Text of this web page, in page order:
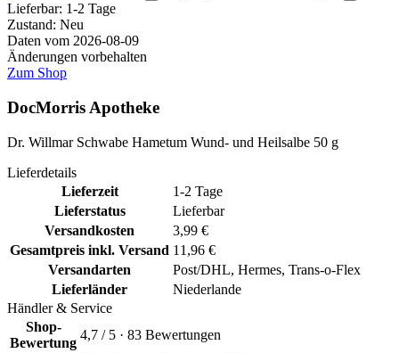
Lieferbar: 1-2 Tage
Zustand: Neu
Daten vom 2026-08-09
Änderungen vorbehalten
Zum Shop
DocMorris Apotheke
Dr. Willmar Schwabe Hametum Wund- und Heilsalbe 50 g
Lieferdetails
Lieferzeit
1-2 Tage
Lieferstatus
Lieferbar
Versandkosten
3,99 €
Gesamtpreis inkl. Versand 11,96 €
Versandarten
Post/DHL, Hermes, Trans-o-Flex
Lieferländer
Niederlande
Händler & Service
Shop-
Bewertung
4,7 / 5 · 83 Bewertungen